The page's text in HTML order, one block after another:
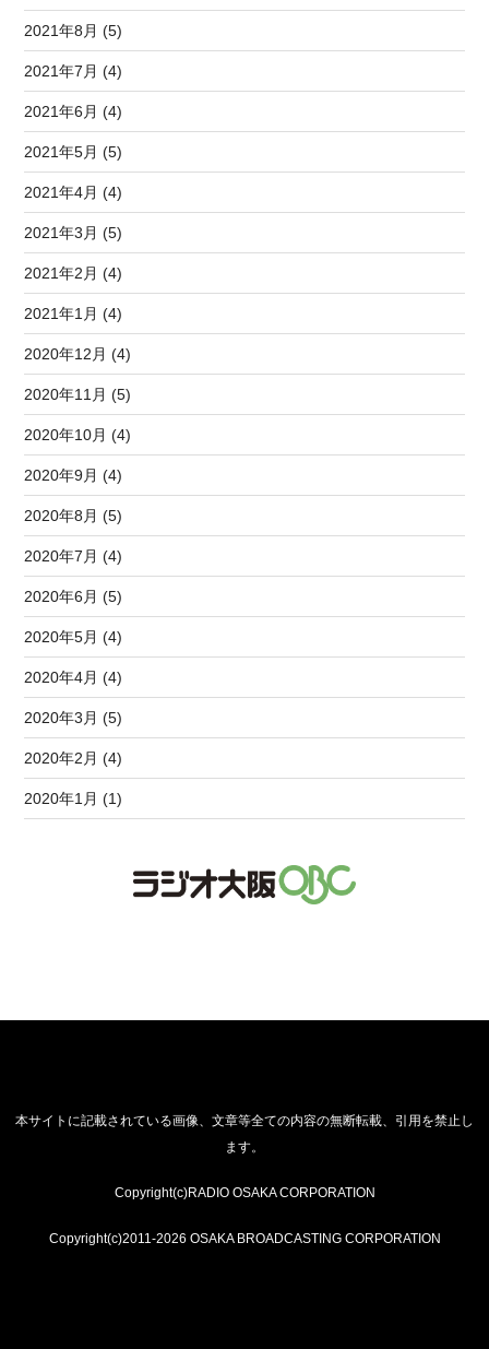
2021年8月 (5)
2021年7月 (4)
2021年6月 (4)
2021年5月 (5)
2021年4月 (4)
2021年3月 (5)
2021年2月 (4)
2021年1月 (4)
2020年12月 (4)
2020年11月 (5)
2020年10月 (4)
2020年9月 (4)
2020年8月 (5)
2020年7月 (4)
2020年6月 (5)
2020年5月 (4)
2020年4月 (4)
2020年3月 (5)
2020年2月 (4)
2020年1月 (1)
本サイトに記載されている画像、文章等全ての内容の無断転載、引用を禁止し
ます。
Copyright(c)RADIO OSAKA CORPORATION
Copyright(c)2011-2026 OSAKA BROADCASTING CORPORATION